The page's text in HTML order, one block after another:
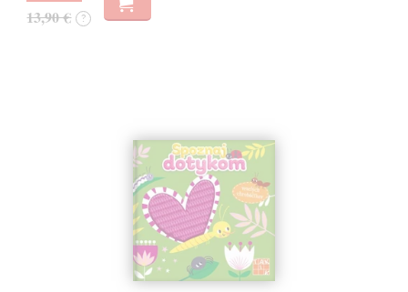
13,90 € ?